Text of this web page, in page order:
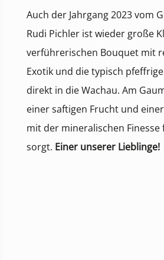
Auch der Jahrgang 2023 vom
Rudi Pichler ist wieder große
verführerischen Bouquet mit
Exotik und die typisch
direkt in die Wachau. Am
einer saftigen Frucht und
mit der mineralischen
sorgt. Einer unserer Lieblinge!